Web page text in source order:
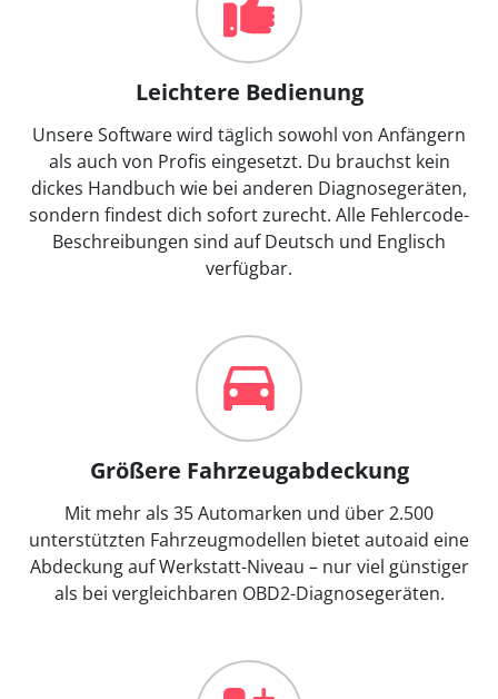
Leichtere Bedienung
Unsere Software wird täglich sowohl von Anfängern
als auch von Profis eingesetzt. Du brauchst kein
dickes Handbuch wie bei anderen Diagnosegeräten,
sondern findest dich sofort zurecht. Alle Fehlercode-
Beschreibungen sind auf Deutsch und Englisch
verfügbar.
Größere Fahrzeugabdeckung
Mit mehr als 35 Automarken und über 2.500
unterstützten Fahrzeugmodellen bietet autoaid eine
Abdeckung auf Werkstatt-Niveau – nur viel günstiger
als bei vergleichbaren OBD2-Diagnosegeräten.